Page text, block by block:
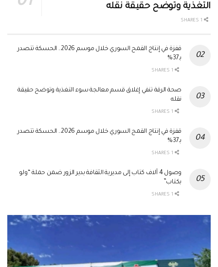
التغذية وتوضح حقيقة نقله
قفزة في إنتاج القمح السوري خلال موسم 2026.. الحسكة تتصدر
بـ37%
صحة الرقة تنفي إغلاق قسم معالجة سوء التغذية وتوضح حقيقة
نقله
قفزة في إنتاج القمح السوري خلال موسم 2026.. الحسكة تتصدر
بـ37%
وصول 4 آلاف كتاب إلى مديرية الثقافة بدير الزور ضمن حملة “ولو
بكتاب”